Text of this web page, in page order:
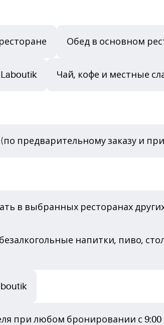
Обед в основном
Чай, кофе и местные
предварительному заказу и
в выбранных ресторанах
напитки, пиво,
при любом бронировании с